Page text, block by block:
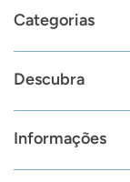
Categorias
Descubra
Informações